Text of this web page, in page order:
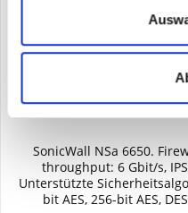
SonicWall NSa 6650.
throughput: 6 Gbit/s,
Unterstützte
bit AES, 256-bit AES,